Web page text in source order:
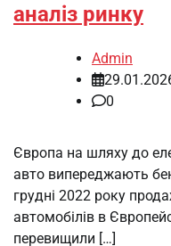
аналіз ринку
Admin
0
Європа на шляху до
авто випереджають
грудні 2022 року
автомобілів в
перевищили […]